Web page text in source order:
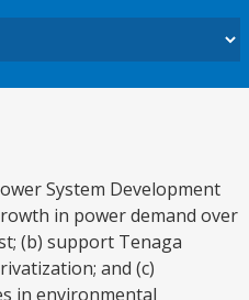
System Development
in power demand over
(b) support Tenaga
and (c)
in environmental